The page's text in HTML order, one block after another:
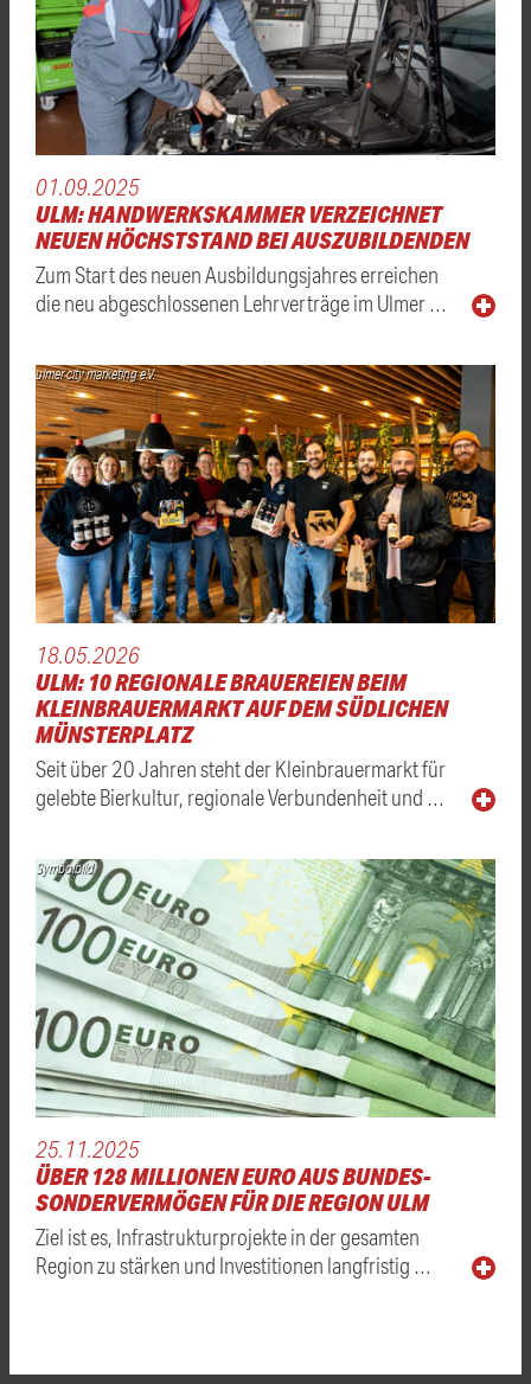
01.09.2025
ULM: HANDWERKSKAMMER VERZEICHNET
NEUEN HÖCHSTSTAND BEI AUSZUBILDENDEN
Zum Start des neuen Ausbildungsjahres erreichen
die neu abgeschlossenen Lehrverträge im Ulmer …
ulmer city marketing e.V.
18.05.2026
ULM: 10 REGIONALE BRAUEREIEN BEIM
KLEINBRAUERMARKT AUF DEM SÜDLICHEN
MÜNSTERPLATZ
Seit über 20 Jahren steht der Kleinbrauermarkt für
gelebte Bierkultur, regionale Verbundenheit und …
Symbolbild
25.11.2025
ÜBER 128 MILLIONEN EURO AUS BUNDES-
SONDERVERMÖGEN FÜR DIE REGION ULM
Ziel ist es, Infrastrukturprojekte in der gesamten
Region zu stärken und Investitionen langfristig …